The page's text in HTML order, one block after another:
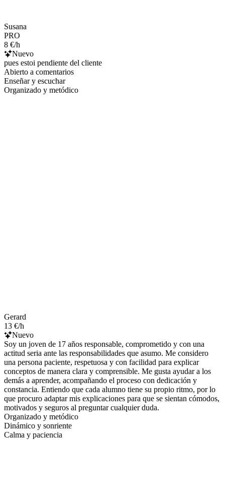
Susana
PRO
8 €/h
Nuevo
pues estoi pendiente del cliente
Abierto a comentarios
Enseñar y escuchar
Organizado y metódico
Gerard
13 €/h
Nuevo
Soy un joven de 17 años responsable, comprometido y con una
actitud seria ante las responsabilidades que asumo. Me considero
una persona paciente, respetuosa y con facilidad para explicar
conceptos de manera clara y comprensible. Me gusta ayudar a los
demás a aprender, acompañando el proceso con dedicación y
constancia. Entiendo que cada alumno tiene su propio ritmo, por lo
que procuro adaptar mis explicaciones para que se sientan cómodos,
motivados y seguros al preguntar cualquier duda.
Organizado y metódico
Dinámico y sonriente
Calma y paciencia